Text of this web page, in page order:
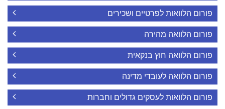
פורום הלוואות לפרטיים ושכירים
פורום הלוואה מהירה
פורום הלוואה חוץ בנקאית
פורום הלוואה לעובדי מדינה
פורום הלוואות לעסקים גדולים וחברות